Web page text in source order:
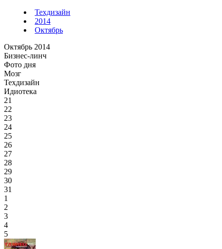
Техдизайн
2014
Октябрь
Октябрь 2014
Бизнес-линч
Фото дня
Мозг
Техдизайн
Идиотека
21
22
23
24
25
26
27
28
29
30
31
1
2
3
4
5